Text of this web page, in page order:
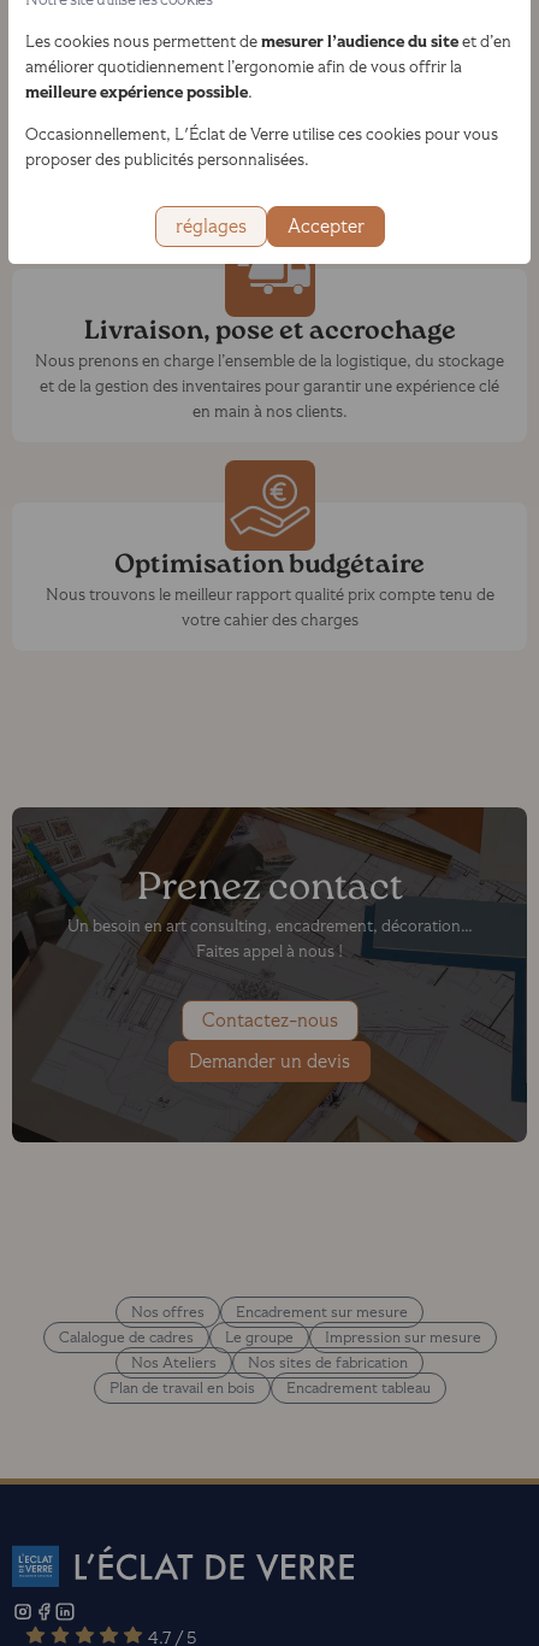
Les cookies nous permettent demesurer l’audience du siteet d’en
améliorer quotidiennement l’ergonomie afin de vous offrir la
meilleure expérience possible.
Occasionnellement, L'Éclat de Verre utilise ces cookies pour vous
proposer des publicités personnalisées.
réglages Accepter
Design Graphique et impression tout
support
Impression sur tout support (papiers, plexi/dibond), gestion des
Livraison, pose et accrochage
Nous prenons en charge l’ensemble de la logistique, du stockage
et de la gestion des inventaires pour garantir une expérience clé
en main à nos clients.
Optimisation budgétaire
Nous trouvons le meilleur rapport qualité prix compte tenu de
votre cahier des charges
Prenez contact
Un besoin en art consulting, encadrement, décoration…
Faites appel à nous !
Contactez-nous
Demander un devis
Nos offres
Encadrement sur mesure
Calalogue de cadres
Le groupe
Impression sur mesure
Nos Ateliers
Nos sites de fabrication
Plan de travail en bois
Encadrement tableau
4.7 / 5